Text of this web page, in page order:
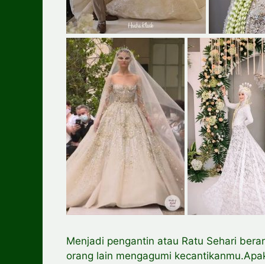
Menjadi pengantin atau Ratu Sehari
orang lain mengagumi